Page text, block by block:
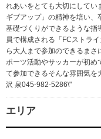
れあいをとても大切にしてい
ギブアップ」の精神を培い、
基礎づくりができるような指
員で構成される「FCストラ
ら大人まで参加のできるま
ポーツ活動やサッカーが初め
て参加できるそんな雰囲気を
沢 泉045-982-5286\"
エリア